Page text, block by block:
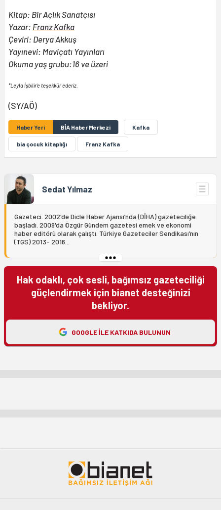
Kitap: Bir Açlık Sanatçısı
Yazar: Franz Kafka
Çeviri: Derya Akkuş
Yayınevi: Maviçatı Yayınları
Okuma yaş grubu:16 ve üzeri
*Leyla İşbilir'e teşekkür ederiz.
(SY/AÖ)
Haber Yeri BİA Haber Merkezi Kafka
bia çocuk kitaplığı Franz Kafka
Sedat Yılmaz
Gazeteci. 2002'de Dicle Haber Ajansı’nda (DİHA) gazeteciliğe
başladı. 2009'da Özgür Gündem gazetesi emek ve ekonomi
haber editörü olarak çalıştı. Türkiye Gazeteciler Sendikası’nın
(TGS) 2013- 2016...
Hak odaklı, çok sesli, bağımsız gazeteciliği
güçlendirmek için bianet desteğinizi
bekliyor.
GOOGLE ILE KATKIDA BULUNUN